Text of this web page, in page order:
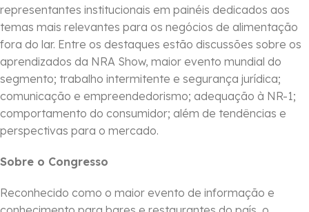
representantes institucionais em painéis dedicados aos
temas mais relevantes para os negócios de alimentação
fora do lar. Entre os destaques estão discussões sobre os
aprendizados da NRA Show, maior evento mundial do
segmento; trabalho intermitente e segurança jurídica;
comunicação e empreendedorismo; adequação à NR-1;
comportamento do consumidor; além de tendências e
perspectivas para o mercado.
Sobre o Congresso
Reconhecido como o maior evento de informação e